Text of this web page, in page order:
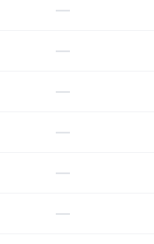
—
—
—
—
—
—